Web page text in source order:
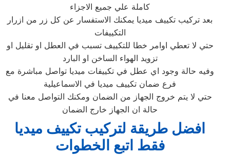
كاملة علي جميع الاجزاء
بعد تركيب تكييف ميديا يمكنك الاستفسار عن كل زر من ازرار
التكييفات
حتي لا تعطي اوامر خطا للتكييف تسبب في العطل او تقليل او
تزويد الهواء الساخن او البارد
وفيه حالة وجود اي عطل في تكييفات ميديا تواصل مباشرة مع
فرع ضمان تكييف ميديا في الاسماعيلية
حتي لا يتم خروج الجهاز من الضمان ومكنك التواصل معنا في
حالة ان الجهاز خارج الضمان
افضل طريقة لتركيب تكييف ميديا
فقط اتبع الخطوات